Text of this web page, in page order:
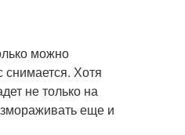
можно
снимается. Хотя
не только на
еще и